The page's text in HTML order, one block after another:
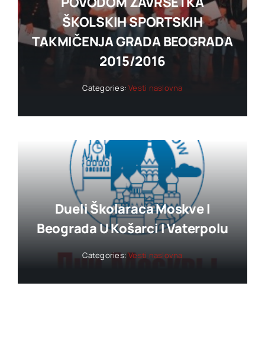
ŠKOLSKIH SPORTSKIH
TAKMIČENJA GRADA BEOGRADA
2015/2016
Categories:Vesti naslovna
Dueli Školaraca Moskve I
Beograda U Košarci I Vaterpolu
Categories:Vesti naslovna